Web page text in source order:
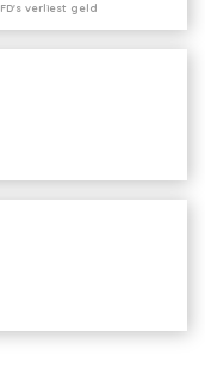
verliest geld